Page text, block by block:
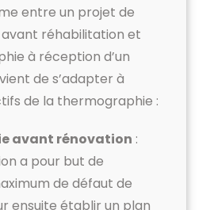
entre un projet de
réhabilitation et
à réception d’un
de s’adapter à
de la thermographie :
avant rénovation :
a pour but de
de défaut de
ensuite établir un plan